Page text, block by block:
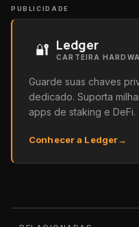
PUBLICIDADE
🔐 Ledger
Guarde suas chaves
dedicado. Suporta
apps de staking e DeFi.
Conhecer a Ledger→